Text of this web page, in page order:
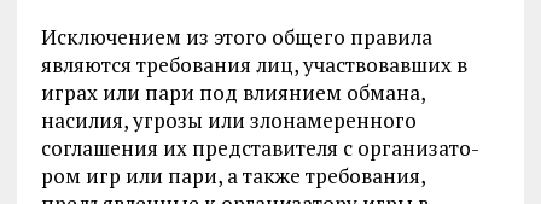
Исключением из этого общего правила
являются требования лиц, участвовавших в
играх или пари под влиянием обмана,
насилия, уг­розы или злонамеренного
соглашения их представителя с организато­
ром игр или пари, а также требования,